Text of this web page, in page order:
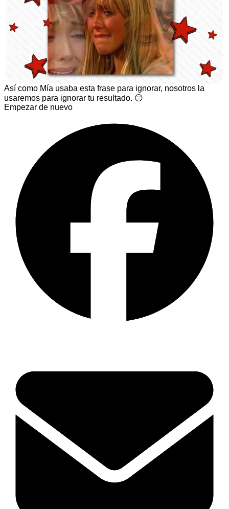
️Así como Mía usaba esta frase para ignorar, nosotros la
usaremos para ignorar tu resultado. 😑
Empezar de nuevo